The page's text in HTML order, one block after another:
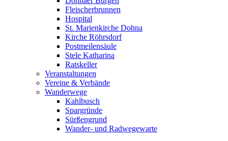
Fleischerbrunnen
Hospital
St. Marienkirche Dohna
Kirche Röhrsdorf
Postmeilensäule
Stele Katharina
Ratskeller
Veranstaltungen
Vereine & Verbände
Wanderwege
Kahlbusch
Spargründe
Sürßengrund
Wander- und Radwegewarte